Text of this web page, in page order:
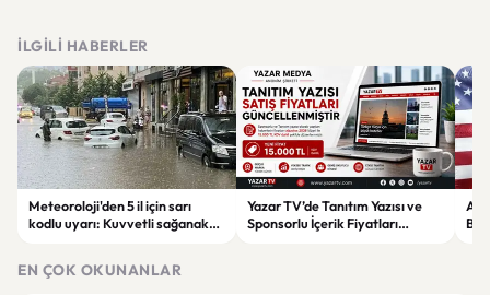
İLGILI HABERLER
Meteoroloji'den 5 il için sarı
kodlu uyarı: Kuvvetli sağanak
Yazar TV’de Tanıtım Yazısı ve
Sponsorlu İçerik Fiyatları
EN ÇOK OKUNANLAR